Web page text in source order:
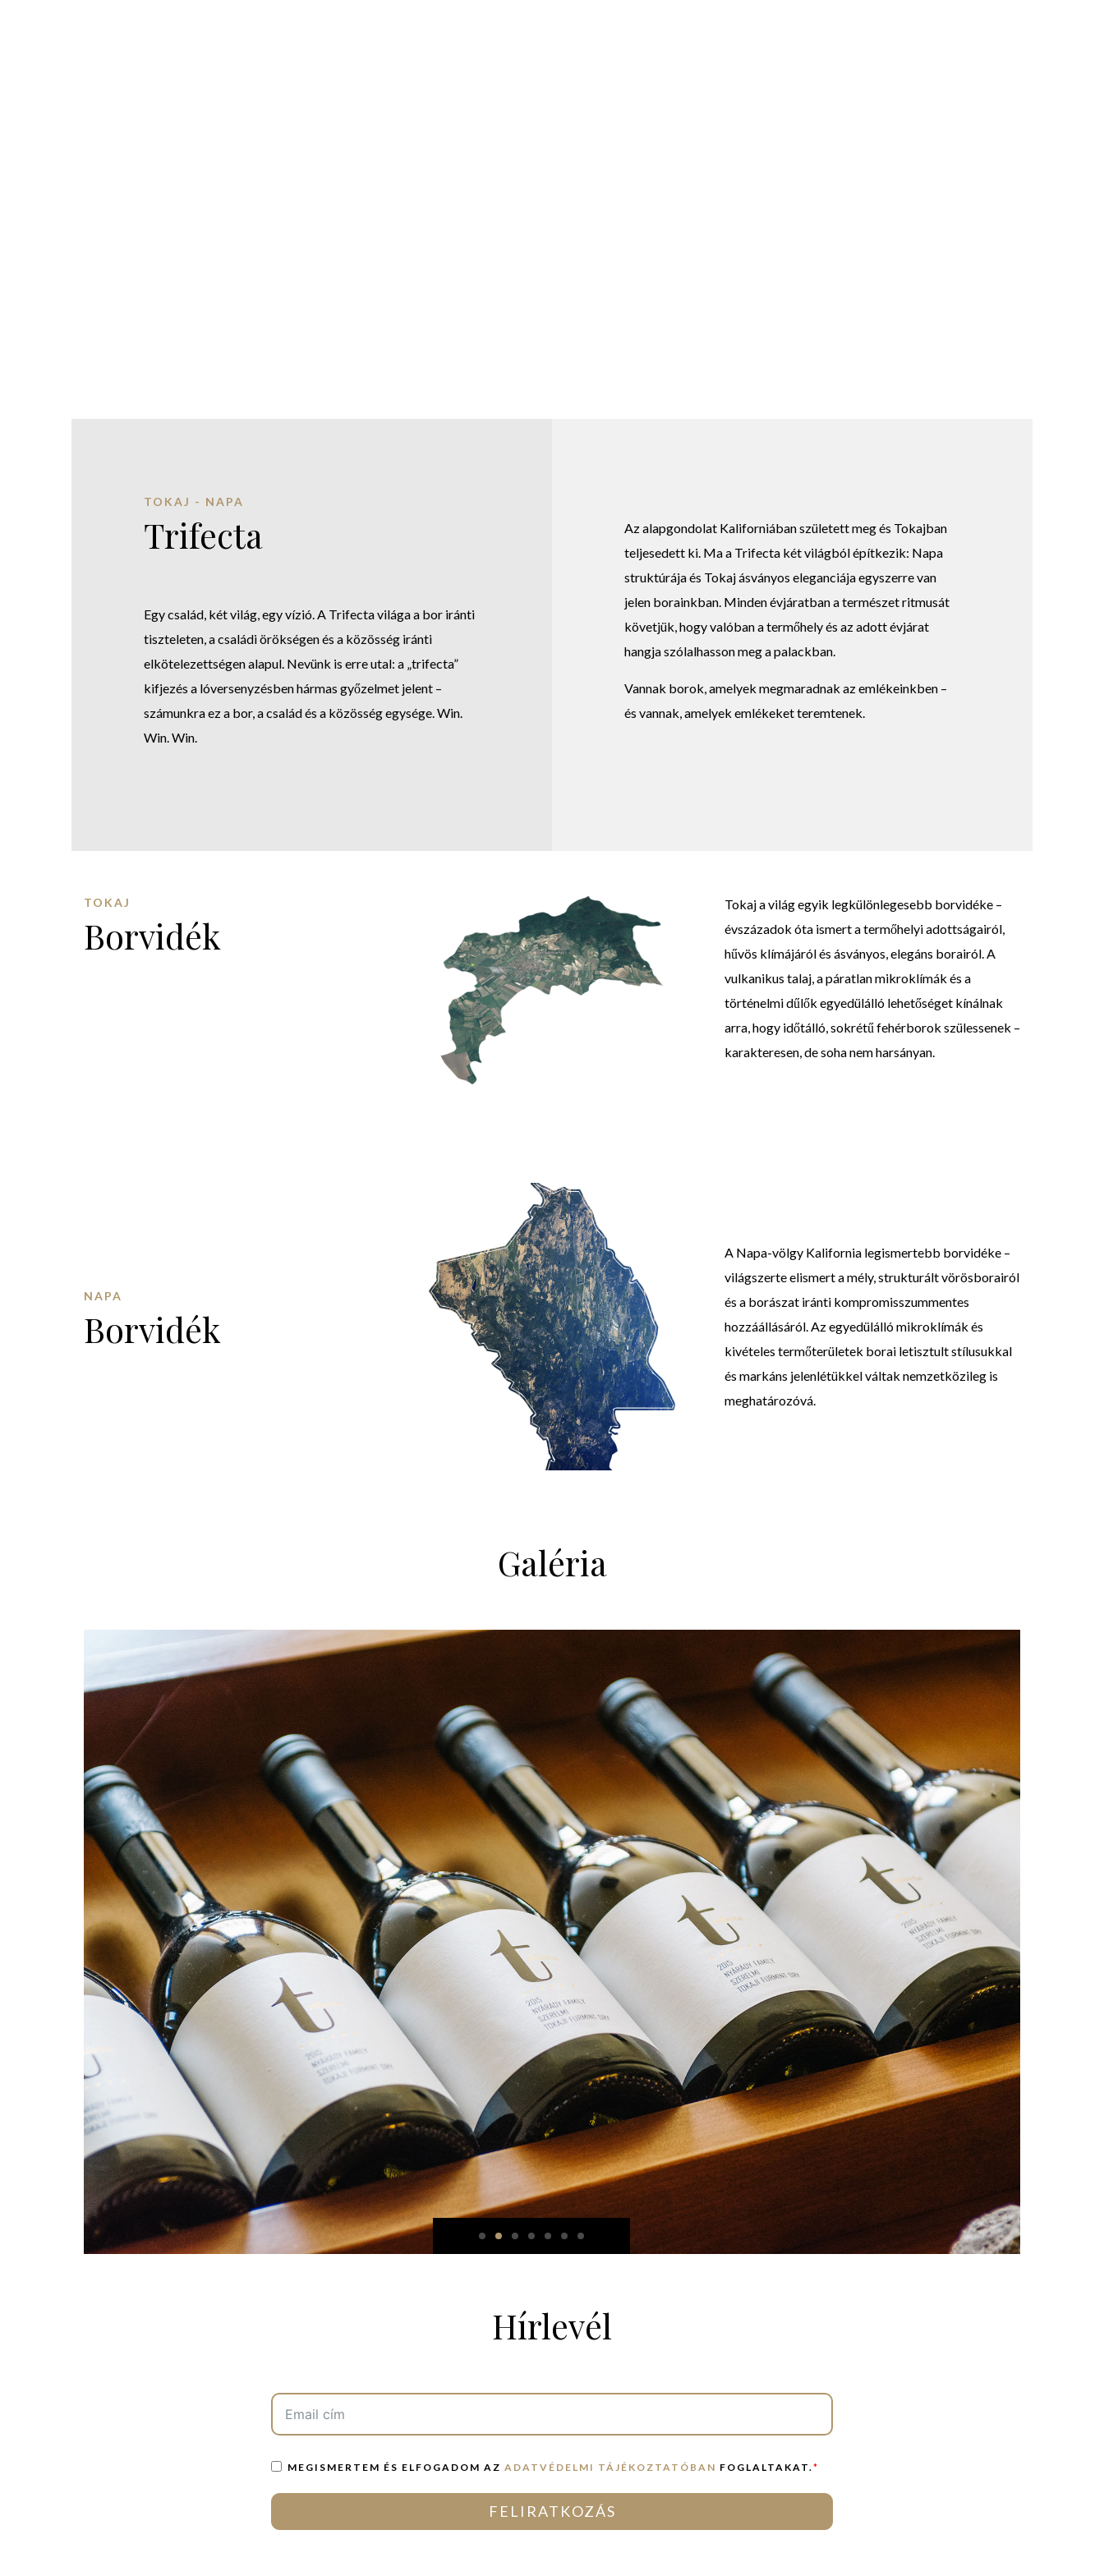
TOKAJ - NAPA
Trifecta
Egy család, két világ, egy vízió. A Trifecta világa a bor iránti
tiszteleten, a családi örökségen és a közösség iránti
elkötelezettségen alapul. Nevünk is erre utal: a „trifecta”
kifjezés a lóversenyzésben hármas győzelmet jelent –
számunkra ez a bor, a család és a közösség egysége. Win.
Win. Win.
Az alapgondolat Kaliforniában született meg és Tokajban
teljesedett ki. Ma a Trifecta két világból építkezik: Napa
struktúrája és Tokaj ásványos eleganciája egyszerre van
jelen borainkban. Minden évjáratban a természet ritmusát
követjük, hogy valóban a termőhely és az adott évjárat
hangja szólalhasson meg a palackban.
Vannak borok, amelyek megmaradnak az emlékeinkben –
és vannak, amelyek emlékeket teremtenek.
TOKAJ
Borvidék
Tokaj a világ egyik legkülönlegesebb borvidéke –
évszázadok óta ismert a termőhelyi adottságairól,
hűvös klímájáról és ásványos, elegáns borairól. A
vulkanikus talaj, a páratlan mikroklímák és a
történelmi dűlők egyedülálló lehetőséget kínálnak
arra, hogy időtálló, sokrétű fehérborok szülessenek –
karakteresen, de soha nem harsányan.
NAPA
Borvidék
A Napa-völgy Kalifornia legismertebb borvidéke –
világszerte elismert a mély, strukturált vörösborairól
és a borászat iránti kompromisszummentes
hozzáállásáról. Az egyedülálló mikroklímák és
kivételes termőterületek borai letisztult stílusukkal
és markáns jelenlétükkel váltak nemzetközileg is
meghatározóvá.
Galéria
Hírlevél
MEGISMERTEM ÉS ELFOGADOM AZ ADATVÉDELMI TÁJÉKOZTATÓBAN FOGLALTAKAT. *
FELIRATKOZÁS